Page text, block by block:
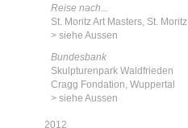
Reise nach...
St. Moritz Art Masters, St. Moritz
> siehe Aussen
Bundesbank
Skulpturenpark Waldfrieden
Cragg Fondation, Wuppertal
> siehe Aussen
2012